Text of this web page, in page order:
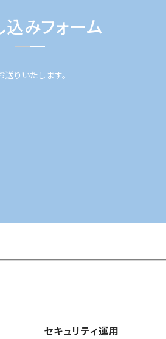
込みフォーム
りいたします。
セキュリティ運用